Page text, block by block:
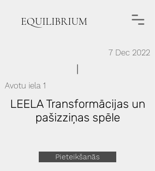
EQUILIBRIUM
7 Dec 2022
Avotu iela 1
LEELA Transformācijas un
pašizziņas spēle
Pieteikšanās